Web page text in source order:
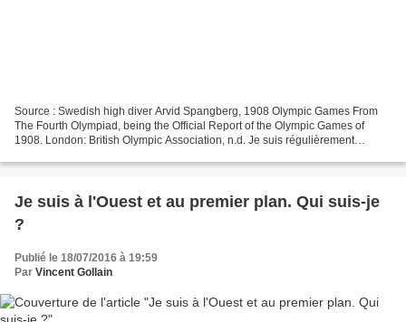
Source : Swedish high diver Arvid Spangberg, 1908 Olympic Games From
The Fourth Olympiad, being the Official Report of the Olympic Games of
1908. London: British Olympic Association, n.d. Je suis régulièrement
Je suis à l'Ouest et au premier plan. Qui suis-je
?
Publié le 18/07/2016 à 19:59
Par Vincent Gollain